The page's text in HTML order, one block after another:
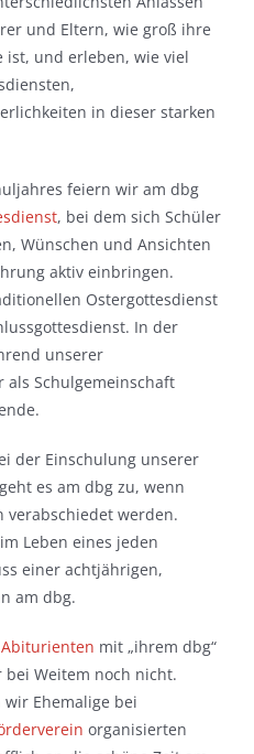
und Eltern, wie groß ihre
ist, und erleben, wie viel
in dieser starken
feiern wir am dbg
, bei dem sich Schüler
Wünschen und Ansichten
aktiv einbringen.
Ostergottesdienst
In der
unserer
Schulgemeinschaft
der Einschulung unserer
es am dbg zu, wenn
werden.
Leben eines jeden
einer achtjährigen,
am dbg.
mit „ihrem dbg“
Weitem noch nicht.
Ehemalige bei
organisierten